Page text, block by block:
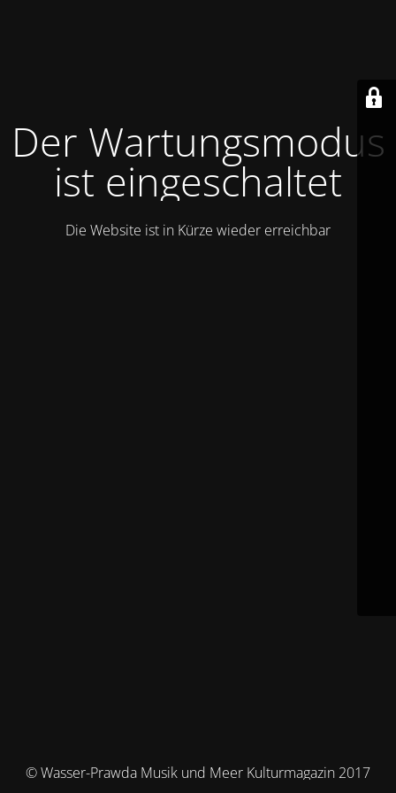
Der Wartungsmodus
ist eingeschaltet
Die Website ist in Kürze wieder erreichbar
© Wasser-Prawda Musik und Meer Kulturmagazin 2017